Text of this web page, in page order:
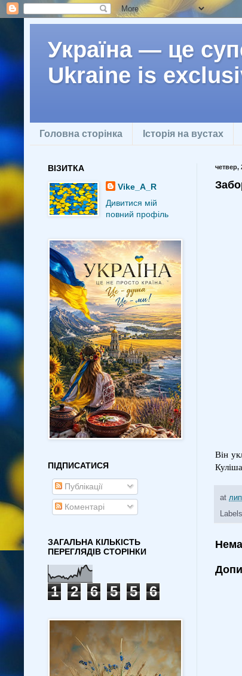
Україна — це
Ukraine is
Головна сторінка Історія на вустах
четвер,
Він
at
ВІЗИТКА
Vike_A_R
Дивитися мій
повний профіль
ПІДПИСАТИСЯ
Публікації
Коментарі
ЗАГАЛЬНА КІЛЬКІСТЬ
ПЕРЕГЛЯДІВ СТОРІНКИ
1 2 6 5 5 6